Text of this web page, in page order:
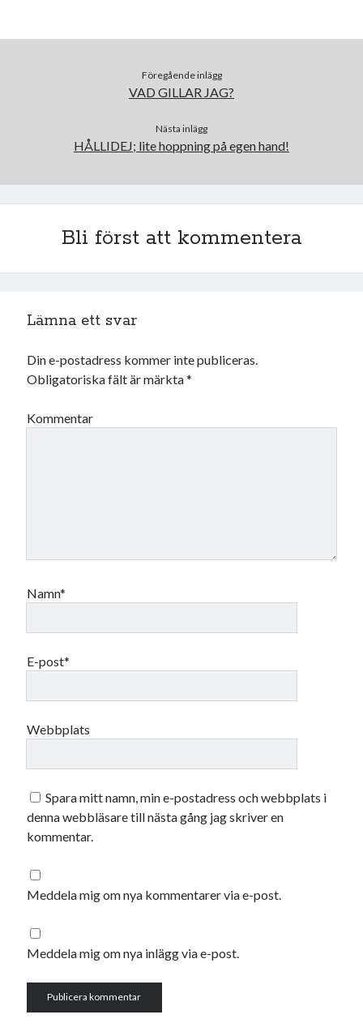
februari 2024
december 2023
september 2023
maj 2023
mars 2023
februari 2023
december 2022
mars 2022
januari 2022
november 2021
Logga in
Föregående inlägg
VAD GILLAR JAG?
Nästa inlägg
HÅLLIDEJ; lite hoppning på egen hand!
Bli först att kommentera
Lämna ett svar
Din e-postadress kommer inte publiceras.
Obligatoriska fält är märkta*
Kommentar
Namn*
E-post*
Webbplats
Spara mitt namn, min e-postadress och webbplats i
denna webbläsare till nästa gång jag skriver en
kommentar.
Meddela mig om nya kommentarer via e-post.
Meddela mig om nya inlägg via e-post.